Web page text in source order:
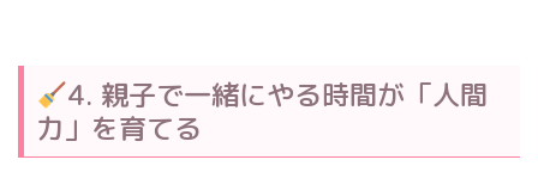
4. 親子で一緒にやる時間が「人間
力」を育てる